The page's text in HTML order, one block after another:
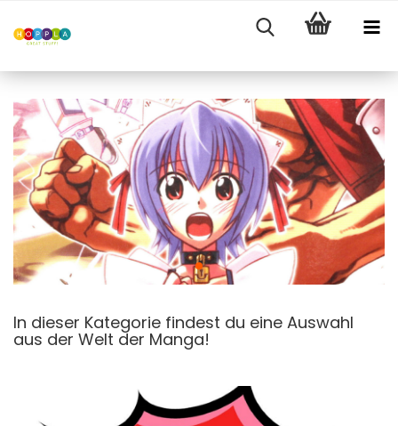
In dieser Kategorie findest du eine Auswahl
aus der Welt der Manga!